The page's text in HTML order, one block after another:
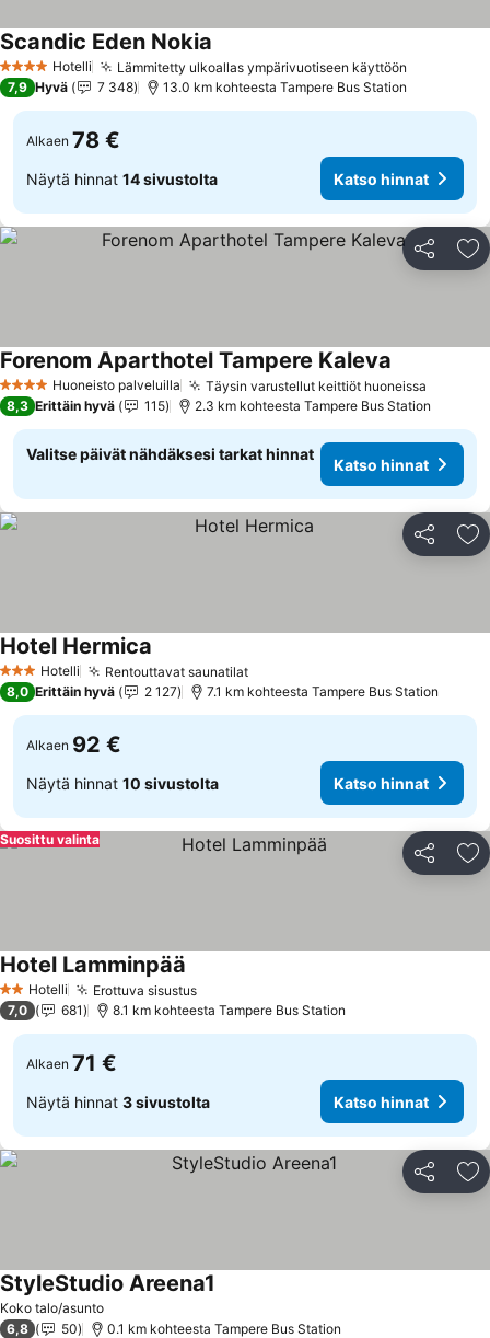
4 Tähtiluokitus
Hotelli Lämmitetty ulkoallas ympärivuotiseen käyttöön
Scandic Eden Nokia
7,9 Hyvä 7 348 13.0 km kohteesta Tampere Bus Station
Alkaen 78 €
Näytä hinnat 14 sivustolta Katso hinnat
Jaa
4 TähtiluokitusHuoneisto palveluilla Täysin varustellut keittiöt huoneissa
Forenom Aparthotel Tampere Kaleva
8,3 Erittäin hyvä 115 2.3 km kohteesta Tampere Bus Station
Valitse päivät nähdäksesi tarkat hinnat
Katso hinnat
Jaa
3 Tähtiluokitus
Hotelli Rentouttavat saunatilat
Hotel Hermica
8,0 Erittäin hyvä 2 127 7.1 km kohteesta Tampere Bus Station
Alkaen 92 €
Näytä hinnat 10 sivustolta Katso hinnat
Jaa
Suosittu valinta
2 Tähtiluokitus
Hotelli Erottuva sisustus
Hotel Lamminpää
7,0 681 8.1 km kohteesta Tampere Bus Station
Alkaen 71 €
Näytä hinnat 3 sivustolta Katso hinnat
Jaa
Koko talo/asunto
StyleStudio Areena1
6,8 50 0.1 km kohteesta Tampere Bus Station